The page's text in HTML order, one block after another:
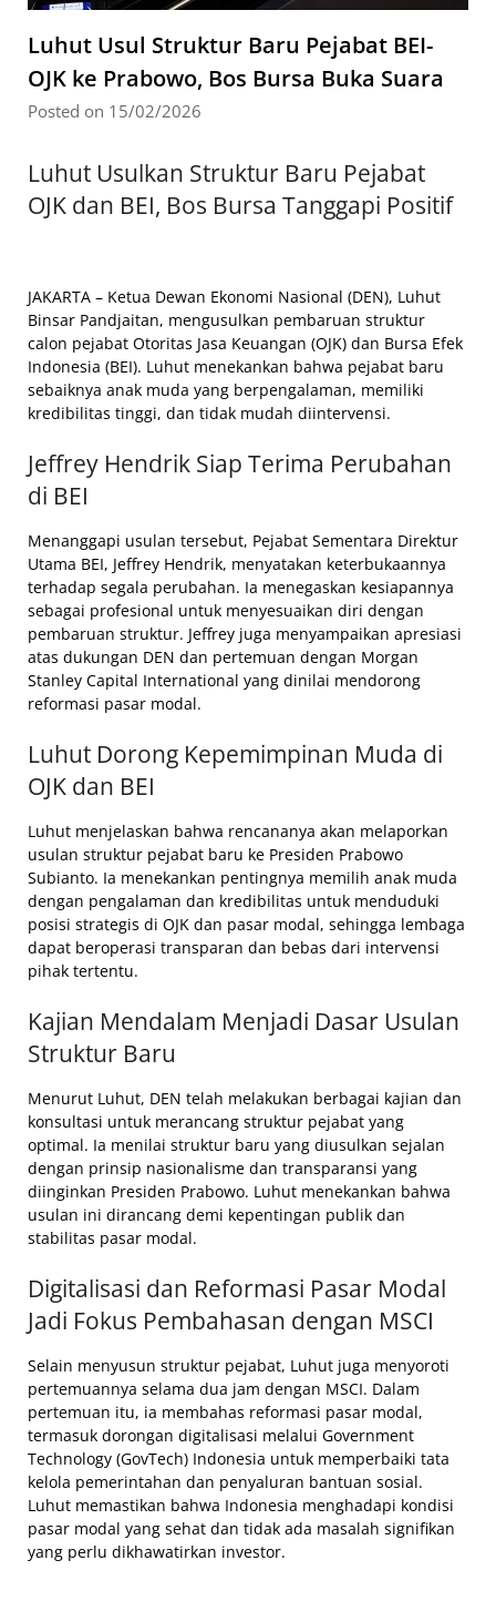
Luhut Usul Struktur Baru Pejabat BEI-
OJK ke Prabowo, Bos Bursa Buka Suara
Posted on 15/02/2026
Luhut Usulkan Struktur Baru Pejabat
OJK dan BEI, Bos Bursa Tanggapi Positif
JAKARTA – Ketua Dewan Ekonomi Nasional (DEN), Luhut
Binsar Pandjaitan, mengusulkan pembaruan struktur
calon pejabat Otoritas Jasa Keuangan (OJK) dan Bursa Efek
Indonesia (BEI). Luhut menekankan bahwa pejabat baru
sebaiknya anak muda yang berpengalaman, memiliki
kredibilitas tinggi, dan tidak mudah diintervensi.
Jeffrey Hendrik Siap Terima Perubahan
di BEI
Menanggapi usulan tersebut, Pejabat Sementara Direktur
Utama BEI, Jeffrey Hendrik, menyatakan keterbukaannya
terhadap segala perubahan. Ia menegaskan kesiapannya
sebagai profesional untuk menyesuaikan diri dengan
pembaruan struktur. Jeffrey juga menyampaikan apresiasi
atas dukungan DEN dan pertemuan dengan Morgan
Stanley Capital International yang dinilai mendorong
reformasi pasar modal.
Luhut Dorong Kepemimpinan Muda di
OJK dan BEI
Luhut menjelaskan bahwa rencananya akan melaporkan
usulan struktur pejabat baru ke Presiden Prabowo
Subianto. Ia menekankan pentingnya memilih anak muda
dengan pengalaman dan kredibilitas untuk menduduki
posisi strategis di OJK dan pasar modal, sehingga lembaga
dapat beroperasi transparan dan bebas dari intervensi
pihak tertentu.
Kajian Mendalam Menjadi Dasar Usulan
Struktur Baru
Menurut Luhut, DEN telah melakukan berbagai kajian dan
konsultasi untuk merancang struktur pejabat yang
optimal. Ia menilai struktur baru yang diusulkan sejalan
dengan prinsip nasionalisme dan transparansi yang
diinginkan Presiden Prabowo. Luhut menekankan bahwa
usulan ini dirancang demi kepentingan publik dan
stabilitas pasar modal.
Digitalisasi dan Reformasi Pasar Modal
Jadi Fokus Pembahasan dengan MSCI
Selain menyusun struktur pejabat, Luhut juga menyoroti
pertemuannya selama dua jam dengan MSCI. Dalam
pertemuan itu, ia membahas reformasi pasar modal,
termasuk dorongan digitalisasi melalui Government
Technology (GovTech) Indonesia untuk memperbaiki tata
kelola pemerintahan dan penyaluran bantuan sosial.
Luhut memastikan bahwa Indonesia menghadapi kondisi
pasar modal yang sehat dan tidak ada masalah signifikan
yang perlu dikhawatirkan investor.